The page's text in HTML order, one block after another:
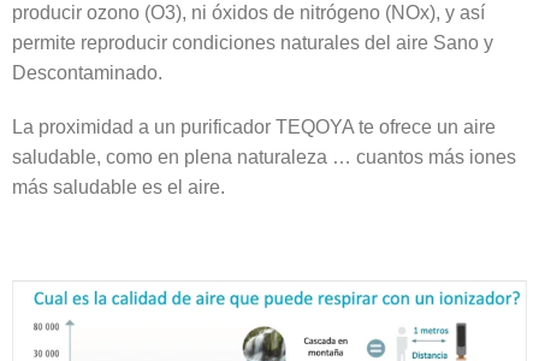
producir ozono (O3), ni óxidos de nitrógeno (NOx), y así
permite reproducir condiciones naturales del aire Sano y
Descontaminado.
La proximidad a un purificador TEQOYA te ofrece un aire
saludable, como en plena naturaleza … cuantos más iones
más saludable es el aire.